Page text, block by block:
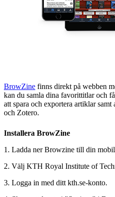
BrowZine finns direkt på webben
kan du samla dina favorittitlar och
att spara och exportera artiklar
och Zotero.
Installera BrowZine
1. Ladda ner Browzine till din
2. Välj KTH Royal Institute of
3. Logga in med ditt kth.se-konto.